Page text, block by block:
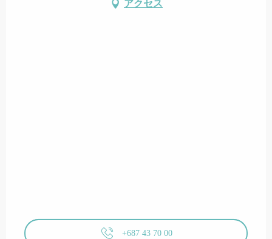
アクセス
+687 43 70 00